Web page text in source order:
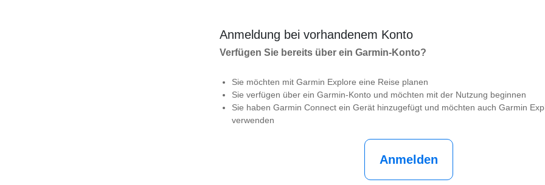
Anmeldung bei vorhandenem Konto
Verfügen Sie bereits über ein Garmin-Konto?
Sie möchten mit Garmin Explore eine Reise planen
Sie verfügen über ein Garmin-Konto und möchten mit der Nutzung beginnen
Sie haben Garmin Connect ein Gerät hinzugefügt und möchten auch Garmin
verwenden